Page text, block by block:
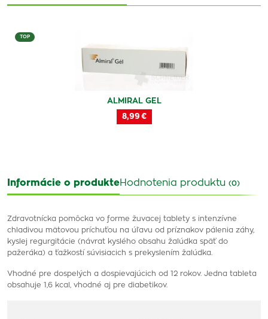
TOP
ALMIRAL GEL
8,99 €
Informácie o produkteHodnotenia produktu (0)
Zdravotnícka pomôcka vo forme žuvacej tablety s intenzívne
chladivou mätovou príchuťou na úľavu od príznakov pálenia záhy,
kyslej regurgitácie (návrat kyslého obsahu žalúdka späť do
pažeráka) a ťažkostí súvisiacich s prekyslením žalúdka.
Vhodné pre dospelých a dospievajúcich od 12 rokov. Jedna tableta
obsahuje 1,6 kcal, vhodné aj pre diabetikov.